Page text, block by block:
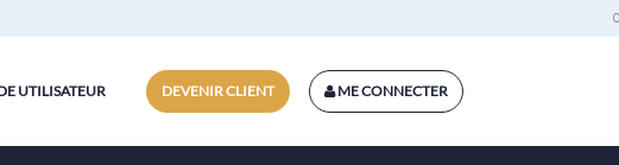
ME CONNECTER
DEVENIR CLIENT
UTILISATEUR